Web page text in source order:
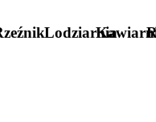
Lodziarnia